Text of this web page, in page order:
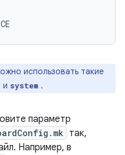
использовать такие
и system .
параметр
так,
Например, в